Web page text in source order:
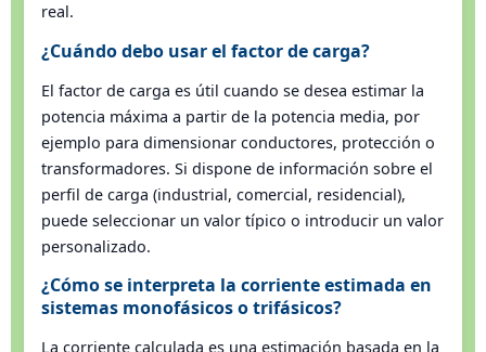
real.
¿Cuándo debo usar el factor de carga?
El factor de carga es útil cuando se desea estimar la
potencia máxima a partir de la potencia media, por
ejemplo para dimensionar conductores, protección o
transformadores. Si dispone de información sobre el
perfil de carga (industrial, comercial, residencial),
puede seleccionar un valor típico o introducir un valor
personalizado.
¿Cómo se interpreta la corriente estimada en
sistemas monofásicos o trifásicos?
La corriente calculada es una estimación basada en la